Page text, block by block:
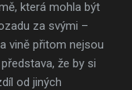
která mohla být
za svými –
vině přitom nejsou
že by si
od jiných